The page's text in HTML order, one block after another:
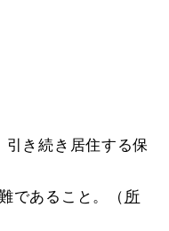
引き続き居住する保
であること。（ 所